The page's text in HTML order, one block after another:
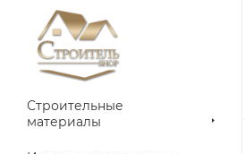
Строительные
материалы